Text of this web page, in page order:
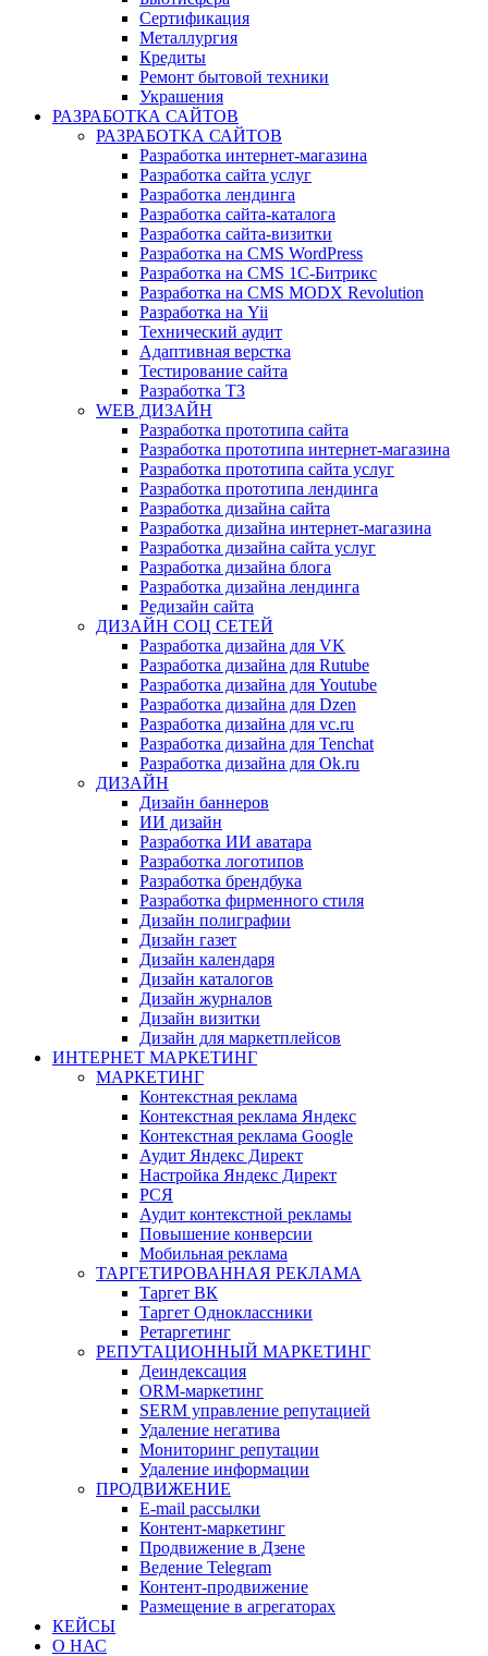
Сертификация
Металлургия
Кредиты
Ремонт бытовой техники
Украшения
РАЗРАБОТКА САЙТОВ
РАЗРАБОТКА САЙТОВ
Разработка интернет-магазина
Разработка сайта услуг
Разработка лендинга
Разработка сайта-каталога
Разработка сайта-визитки
Разработка на CMS WordPress
Разработка на CMS 1С-Битрикс
Разработка на CMS MODX Revolution
Разработка на Yii
Технический аудит
Адаптивная верстка
Тестирование сайта
Разработка ТЗ
WEB ДИЗАЙН
Разработка прототипа сайта
Разработка прототипа интернет-магазина
Разработка прототипа сайта услуг
Разработка прототипа лендинга
Разработка дизайна сайта
Разработка дизайна интернет-магазина
Разработка дизайна сайта услуг
Разработка дизайна блога
Разработка дизайна лендинга
Редизайн сайта
ДИЗАЙН СОЦ СЕТЕЙ
Разработка дизайна для VK
Разработка дизайна для Rutube
Разработка дизайна для Youtube
Разработка дизайна для Dzen
Разработка дизайна для vc.ru
Разработка дизайна для Tenchat
Разработка дизайна для Ok.ru
ДИЗАЙН
Дизайн баннеров
ИИ дизайн
Разработка ИИ аватара
Разработка логотипов
Разработка брендбука
Разработка фирменного стиля
Дизайн полиграфии
Дизайн газет
Дизайн календаря
Дизайн каталогов
Дизайн журналов
Дизайн визитки
Дизайн для маркетплейсов
ИНТЕРНЕТ МАРКЕТИНГ
МАРКЕТИНГ
Контекстная реклама
Контекстная реклама Яндекс
Контекстная реклама Google
Аудит Яндекс Директ
Настройка Яндекс Директ
РСЯ
Аудит контекстной рекламы
Повышение конверсии
Мобильная реклама
ТАРГЕТИРОВАННАЯ РЕКЛАМА
Таргет ВК
Таргет Одноклассники
Ретаргетинг
РЕПУТАЦИОННЫЙ МАРКЕТИНГ
Деиндексация
ORM-маркетинг
SERM управление репутацией
Удаление негатива
Мониторинг репутации
Удаление информации
ПРОДВИЖЕНИЕ
E-mail рассылки
Контент-маркетинг
Продвижение в Дзене
Ведение Telegram
Контент-продвижение
Размещение в агрегаторах
КЕЙСЫ
О НАС